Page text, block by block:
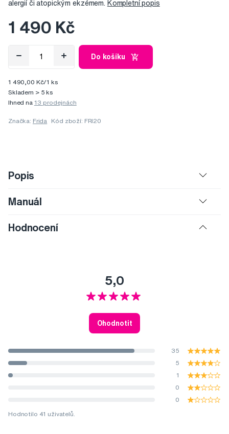
alergií či atopickým ekzémem. Kompletní popis
1 490 Kč
Do košíku
1 490,00 Kč/1 ks
Skladem > 5 ks
Ihned na 13 prodejnách
Značka: Frida Kód zboží: FRI20
Popis
Manuál
Hodnocení
5,0
Ohodnotit
35
5
1
0
0
Hodnotilo 41 uživatelů.